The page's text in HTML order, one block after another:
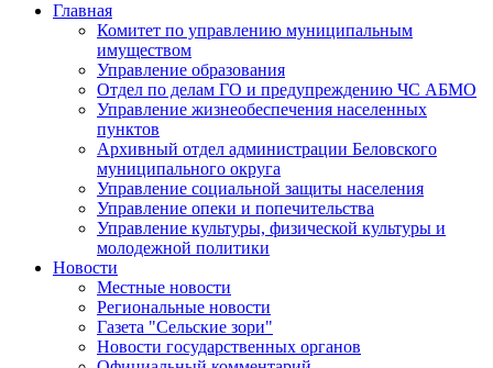
Главная
Комитет по управлению муниципальным
имуществом
Управление образования
Отдел по делам ГО и предупреждению ЧС АБМО
Управление жизнеобеспечения населенных
пунктов
Архивный отдел администрации Беловского
муниципального округа
Управление социальной защиты населения
Управление опеки и попечительства
Управление культуры, физической культуры и
молодежной политики
Новости
Местные новости
Региональные новости
Газета "Сельские зори"
Новости государственных органов